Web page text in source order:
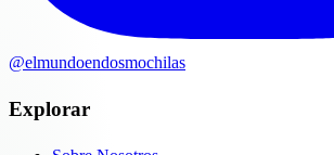
@elmundoendosmochilas
Explorar